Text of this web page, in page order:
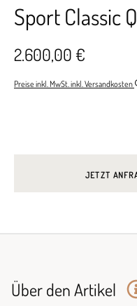
Sport Classic
2.600,00 €
Preise inkl. MwSt. inkl. Versandkosten
JETZT
Über den Artikel